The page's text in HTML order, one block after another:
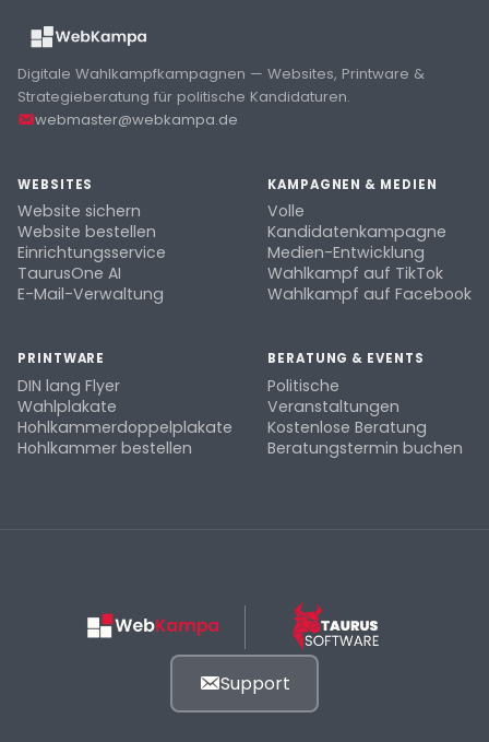
Digitale Wahlkampfkampagnen — Websites, Printware &
Strategieberatung für politische Kandidaturen.
webmaster@webkampa.de
WEBSITES
Website sichern
Website bestellen
Einrichtungsservice
TaurusOne AI
E-Mail-Verwaltung
KAMPAGNEN & MEDIEN
Volle
Kandidatenkampagne
Medien-Entwicklung
Wahlkampf auf TikTok
Wahlkampf auf Facebook
PRINTWARE
DIN lang Flyer
Wahlplakate
Hohlkammerdoppelplakate
Hohlkammer bestellen
BERATUNG & EVENTS
Politische
Veranstaltungen
Kostenlose Beratung
Beratungstermin buchen
Support